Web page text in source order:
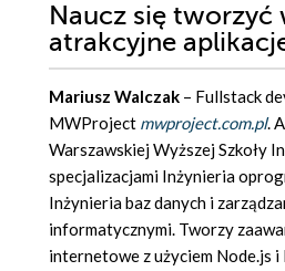
Naucz się tworzyć
atrakcyjne
Mariusz Walczak – Fullstack
MWProject mwproject.com.pl.
Warszawskiej Wyższej Szkoły
specjalizacjami Inżynieria
Inżynieria baz danych i
informatycznymi. Tworzy
internetowe z użyciem Node.js i